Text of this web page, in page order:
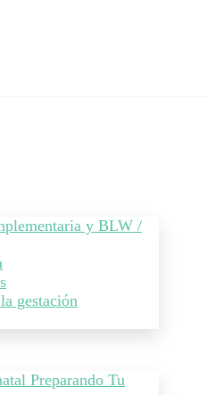
y BLW /
gestación
Preparando Tu